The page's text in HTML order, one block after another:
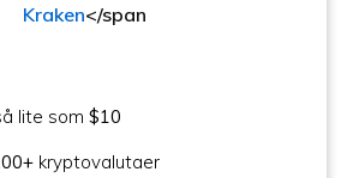
Kraken</span
lite som$10
kryptovalutaer